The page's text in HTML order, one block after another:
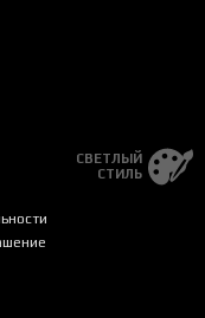
СВЕТЛЫЙ
СТИЛЬ